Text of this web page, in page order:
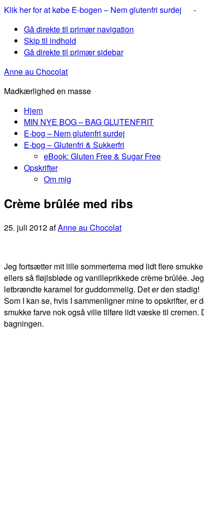
Klik her for at købe E-bogen – Nem glutenfri surdej -
Gå direkte til primær navigation
Skip til indhold
Gå direkte til primær sidebar
Anne au Chocolat
Madkærlighed en masse
Hjem
MIN NYE BOG – BAG GLUTENFRIT
E-bog – Nem glutenfri surdej
E-bog – Glutenfri & Sukkerfri
eBook: Gluten Free & Sugar Free
Opskrifter
Om mig
Crème brûlée med ribs
25. juli 2012afAnne au Chocolat
Jeg fortsætter mit lille sommertema med lidt flere
ellers så fløjlsbløde og vanilleprikkede crème brûlée.
letbrændte karamel for guddommelig. Det er den stadig!
Som I kan se, hvis I sammenligner mine to opskrifter,
smukke farve nok også ville tilføre lidt væske til cremen.
bagningen.